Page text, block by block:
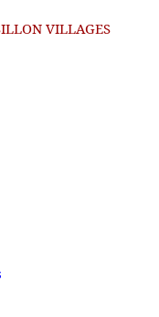
VILLAGES